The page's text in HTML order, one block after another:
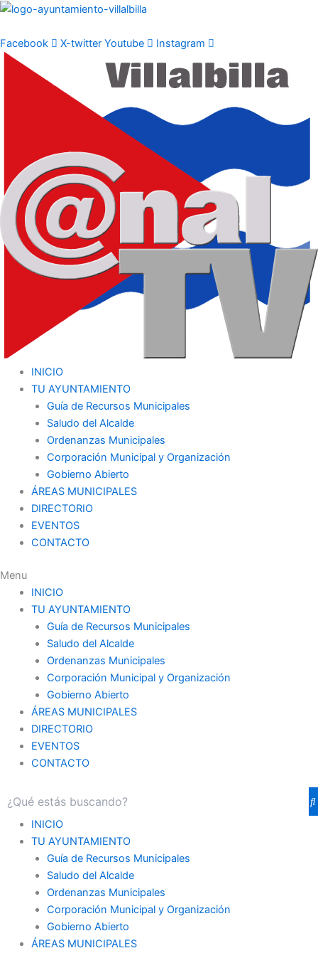
Ir
contenido
Facebook X-twitter Youtube Instagram
INICIO
TU AYUNTAMIENTO
Guía de Recursos Municipales
Saludo del Alcalde
Ordenanzas Municipales
Corporación Municipal y Organización
Gobierno Abierto
ÁREAS MUNICIPALES
DIRECTORIO
EVENTOS
CONTACTO
Menu
INICIO
TU AYUNTAMIENTO
Guía de Recursos Municipales
Saludo del Alcalde
Ordenanzas Municipales
Corporación Municipal y Organización
Gobierno Abierto
ÁREAS MUNICIPALES
DIRECTORIO
EVENTOS
CONTACTO
INICIO
TU AYUNTAMIENTO
Guía de Recursos Municipales
Saludo del Alcalde
Ordenanzas Municipales
Corporación Municipal y Organización
Gobierno Abierto
ÁREAS MUNICIPALES